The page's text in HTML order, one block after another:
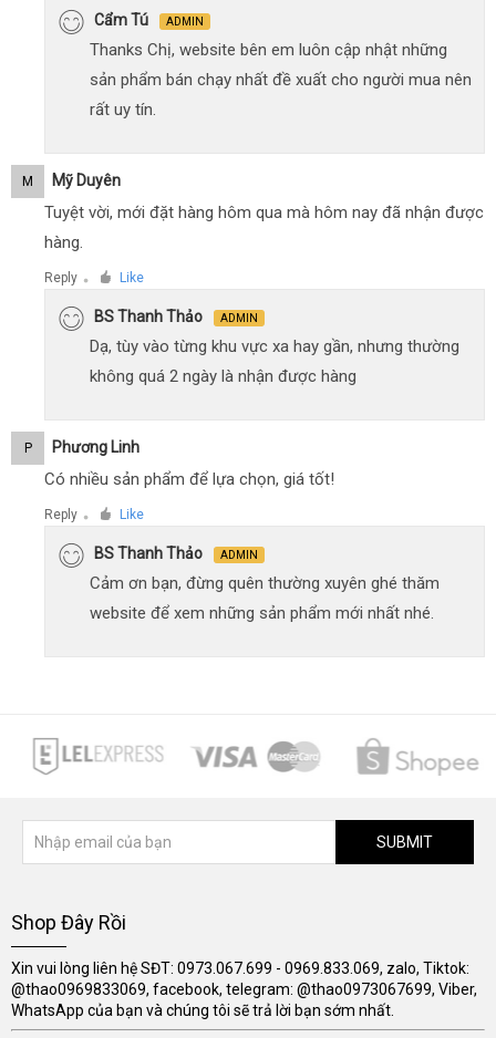
Cẩm Tú ADMIN
Thanks Chị, website bên em luôn cập nhật những
sản phẩm bán chạy nhất đề xuất cho người mua nên
rất uy tín.
M Mỹ Duyên
Tuyệt vời, mới đặt hàng hôm qua mà hôm nay đã nhận được
hàng.
Reply ● Like
BS Thanh Thảo ADMIN
Dạ, tùy vào từng khu vực xa hay gần, nhưng thường
không quá 2 ngày là nhận được hàng
P Phương Linh
Có nhiều sản phẩm để lựa chọn, giá tốt!
Reply ● Like
BS Thanh Thảo ADMIN
Cảm ơn bạn, đừng quên thường xuyên ghé thăm
website để xem những sản phẩm mới nhất nhé.
SUBMIT
Shop Đây Rồi
Xin vui lòng liên hệ SĐT: 0973.067.699 - 0969.833.069, zalo, Tiktok:
@thao0969833069, facebook, telegram: @thao0973067699, Viber,
WhatsApp của bạn và chúng tôi sẽ trả lời bạn sớm nhất.